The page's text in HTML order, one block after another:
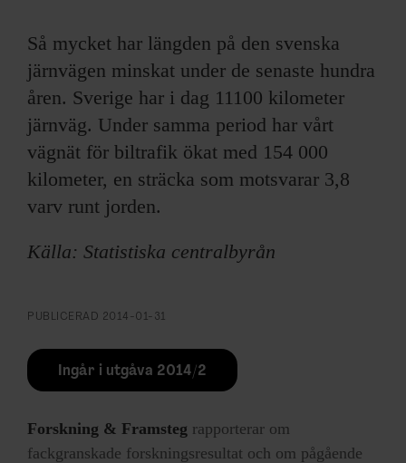
LYSSNA/PODD
EVENEMANG & RESOR
SHOP
KONTAKTA F&F
SKRIV I F&F
ANNONSERA I F&F
OM F&F
Så mycket har längden på den svenska
järnvägen minskat under de senaste hundra
åren. Sverige har i dag 11100 kilometer
järnväg. Under samma period har vårt
vägnät för biltrafik ökat med 154 000
kilometer, en sträcka som motsvarar 3,8
varv runt jorden.
Källa: Statistiska centralbyrån
PUBLICERAD 2014-01-31
Ingår i utgåva 2014/2
Forskning & Framsteg rapporterar om
fackgranskade forskningsresultat och om pågående